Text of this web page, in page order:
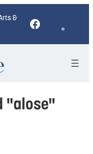
&
Facebook
"alose"